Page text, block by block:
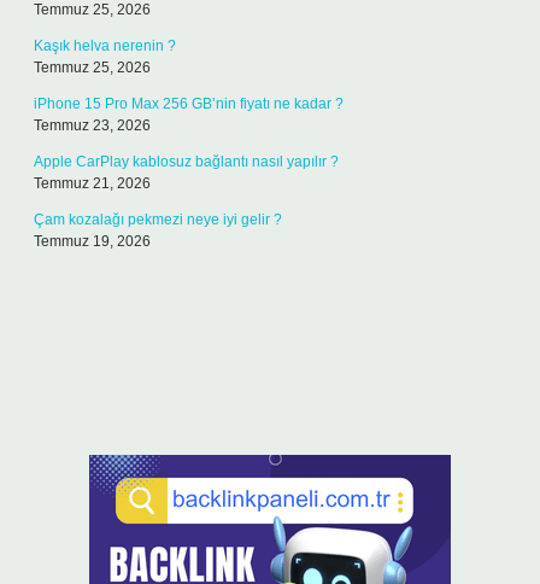
Temmuz 25, 2026
Kaşık helva nerenin ?
Temmuz 25, 2026
iPhone 15 Pro Max 256 GB’nin fiyatı ne kadar ?
Temmuz 23, 2026
Apple CarPlay kablosuz bağlantı nasıl yapılır ?
Temmuz 21, 2026
Çam kozalağı pekmezi neye iyi gelir ?
Temmuz 19, 2026